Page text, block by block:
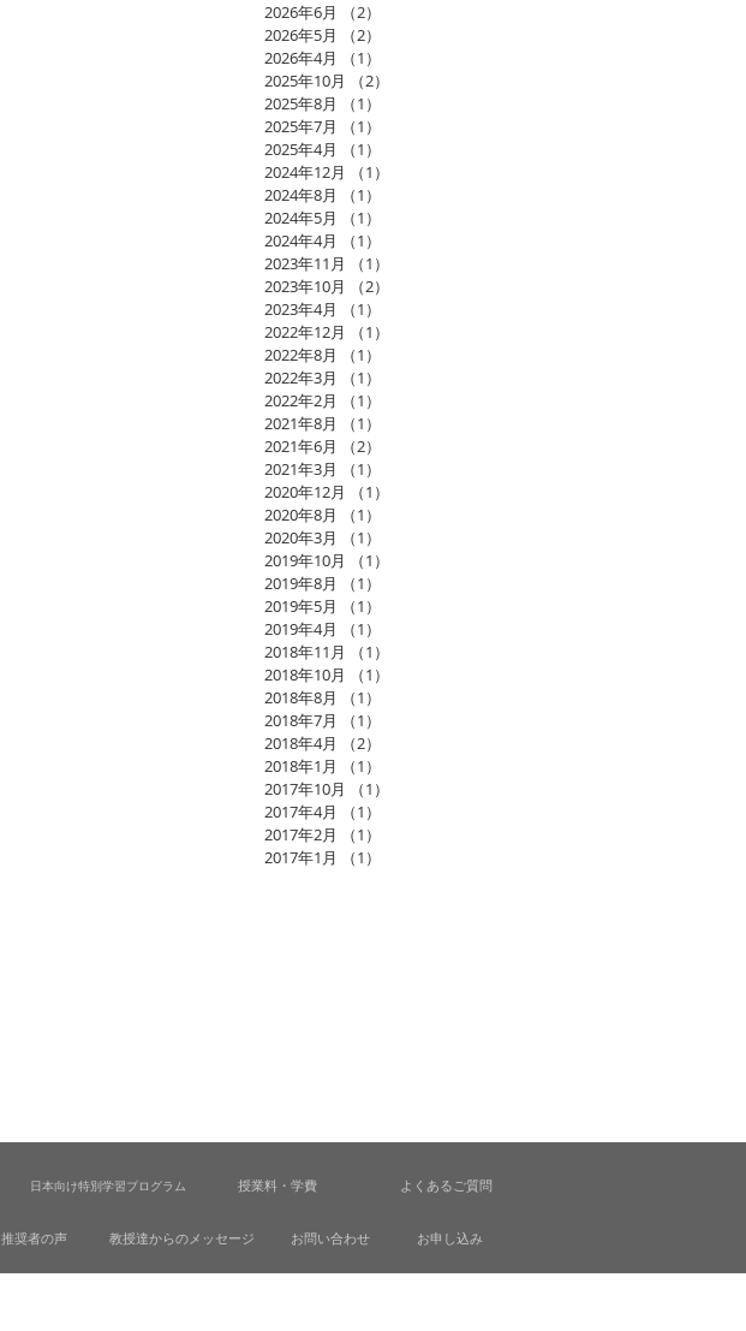
2026年6月 （2）
2026年5月
（2）
2026年4月
（1）
2025年10月
（2）
2025年8月
（1）
2025年7月
（1）
2025年4月
（1）
2024年12月
（1）
2024年8月
（1）
2024年5月
（1）
2024年4月
（1）
2023年11月
（1）
2023年10月
（2）
2023年4月
（1）
2022年12月
（1）
2022年8月
（1）
2022年3月
（1）
2022年2月
（1）
2021年8月
（1）
2021年6月
（2）
2021年3月
（1）
2020年12月
（1）
2020年8月
（1）
2020年3月
（1）
2019年10月
（1）
2019年8月
（1）
2019年5月
（1）
2019年4月
（1）
2018年11月
（1）
2018年10月
（1）
2018年8月
（1）
2018年7月
（1）
2018年4月
（2）
2018年1月
（1）
2017年10月
（1）
2017年4月
（1）
2017年2月
（1）
2017年1月
（1）
日本向け特別学習プログラム よくあるご質問
授業料・学費
推奨者の声 教授達からのメッセージ お問い合わせ お申し込み